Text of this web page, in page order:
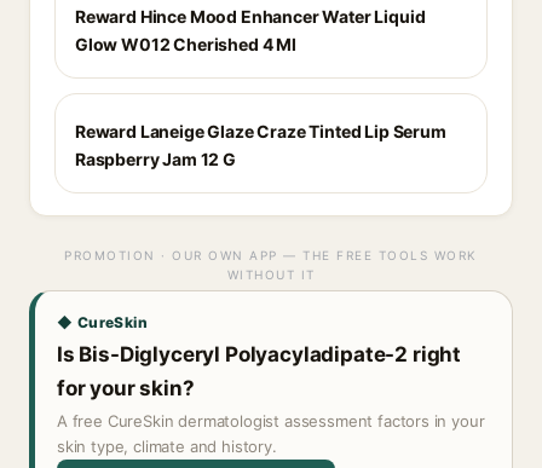
Reward Hince Mood Enhancer Water Liquid
Glow W012 Cherished 4 Ml
Reward Laneige Glaze Craze Tinted Lip Serum
Raspberry Jam 12 G
PROMOTION · OUR OWN APP — THE FREE TOOLS WORK
WITHOUT IT
◆ CureSkin
Is Bis-Diglyceryl Polyacyladipate-2 right
for your skin?
A free CureSkin dermatologist assessment factors in your
skin type, climate and history.